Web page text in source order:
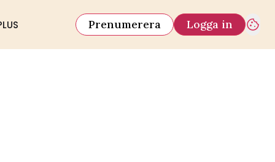
Prenumerera Logga in